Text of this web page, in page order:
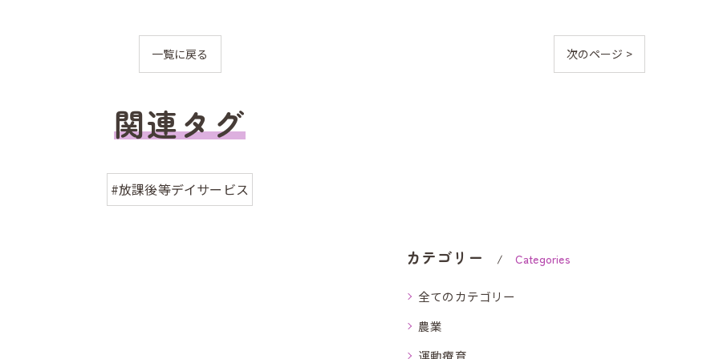
一覧に戻る 次のページ >
関連タグ
#放課後等デイサービス
カテゴリー Categories
全てのカテゴリー
農業
運動療育